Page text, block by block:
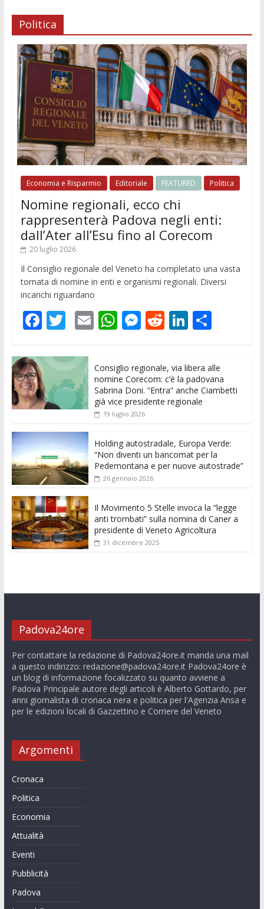
Politica
Economia e Risparmio Editoriale FEATURED Politica
Nomine regionali, ecco chi
rappresenterà Padova negli enti:
dall’Ater all’Esu fino al Corecom
20 luglio 2026
Il Consiglio regionale del Veneto ha completato una vasta
tornata di nomine in enti e organismi regionali. Diversi
incarichi riguardano
F
e
b
o
o
k
T
itt
er
E
l
W
at
s
A
p
M
e
n
g
R
di
t
Li
k
e
dI
C
n
di
vi
Consiglio regionale, via libera alle
nomine Corecom: c’è la padovana
Sabrina Doni. “Entra” anche Ciambetti
già vice presidente regionale
19 luglio 2026
Holding autostradale, Europa Verde:
“Non diventi un bancomat per la
Pedemontana e per nuove autostrade”
26 gennaio 2026
Il Movimento 5 Stelle invoca la “legge
anti trombati” sulla nomina di Caner a
presidente di Veneto Agricoltura
31 dicembre 2025
Padova24ore
Per contattare la redazione di Padova24ore.it manda una mail
a questo indirizzo: redazione@padova24ore.itPadova24ore è
un blog di informazione focalizzato su quanto avviene a
Padova Principale autore degli articoli è Alberto Gottardo, per
anni giornalista di cronaca nera e politica per l'Agenzia Ansa e
per le edizioni locali di Gazzettino e Corriere del Veneto
Argomenti
Cronaca
Politica
Economia
Attualità
Eventi
Pubblicità
Padova